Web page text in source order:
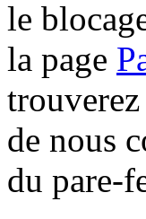
le
la page
de nous
du pare-